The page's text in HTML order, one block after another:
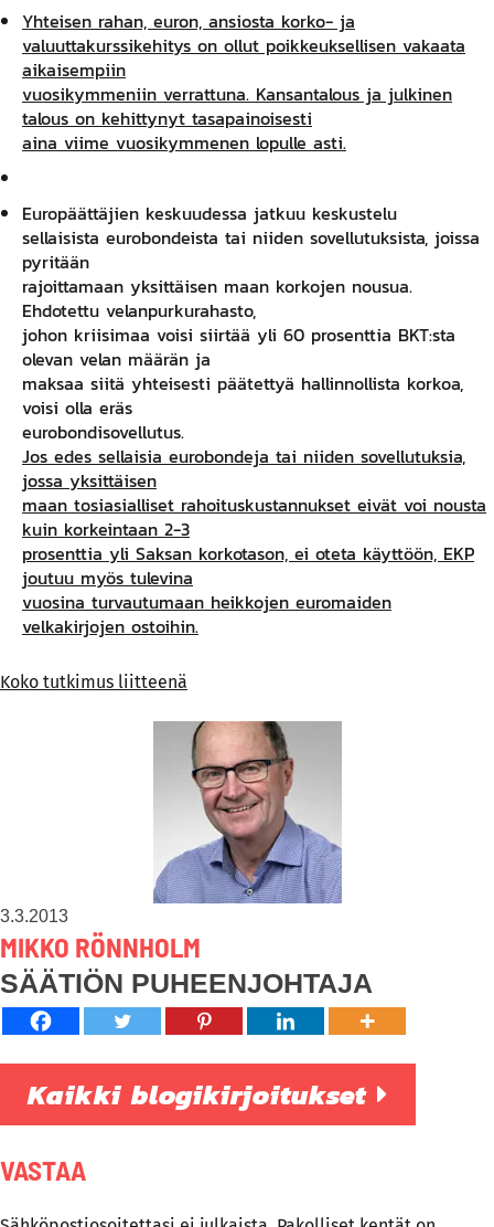
Yhteisen rahan, euron, ansiosta korko- ja
valuuttakurs­sikehitys on ollut poikkeuksellisen vakaata
aikaisempiin
vuosikymmeniin verrattuna. Kansantalous ja julkinen
talous on kehittynyt tasapainoisesti
aina viime vuosikymmenen lopulle asti.
Europäättäjien keskuudessa jatkuu keskustelu
sellaisista eurobon­deista tai niiden sovellutuksista, joissa
pyritään
rajoittamaan yksittäisen maan korkojen nousua.
Ehdotettu velanpurkurahasto,
johon kriisimaa voisi siirtää yli 60 prosenttia BKT:sta
olevan velan määrän ja
maksaa siitä yhteisesti päätettyä hallinnollista korkoa,
voisi olla eräs
eurobondisovellu­tus.
Jos edes sellaisia eurobondeja tai niiden sovellutuksia,
jossa yksittäisen
maan tosiasialliset rahoituskustannukset eivät voi nousta
kuin korkein­taan 2-3
prosenttia yli Saksan korkotason, ei oteta käyttöön, EKP
joutuu myös tulevina
vuosina turvautumaan heikkojen euromaiden
velkakirjojen ostoihin.
Koko tutkimus liitteenä
3.3.2013
MIKKO RÖNNHOLM
SÄÄTIÖN PUHEENJOHTAJA
Kaikki blogikirjoitukset
VASTAA